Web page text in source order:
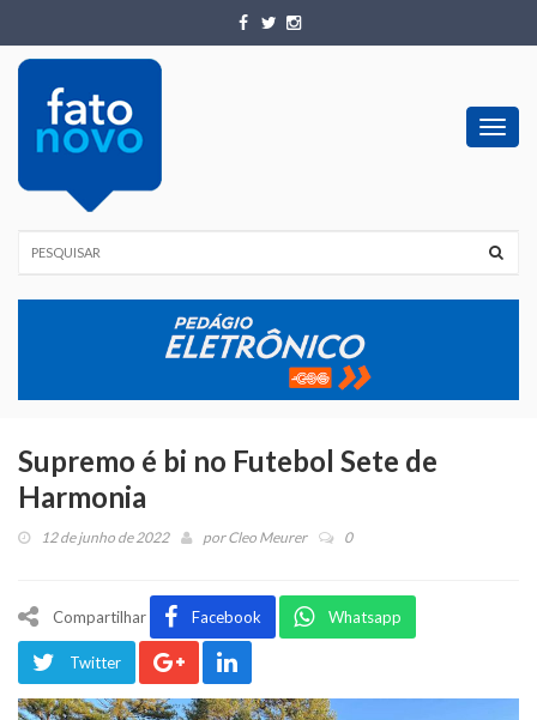
Supremo é bi no Futebol Sete de
Harmonia
12 de junho de 2022 porCleo Meurer 0
Compartilhar Facebook Whatsapp
Twitter